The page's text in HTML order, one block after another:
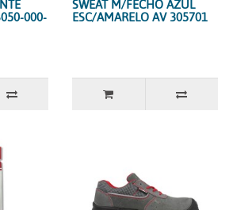
000-
SWEAT M/FECHO AZUL
ESC/AMARELO AV 305701